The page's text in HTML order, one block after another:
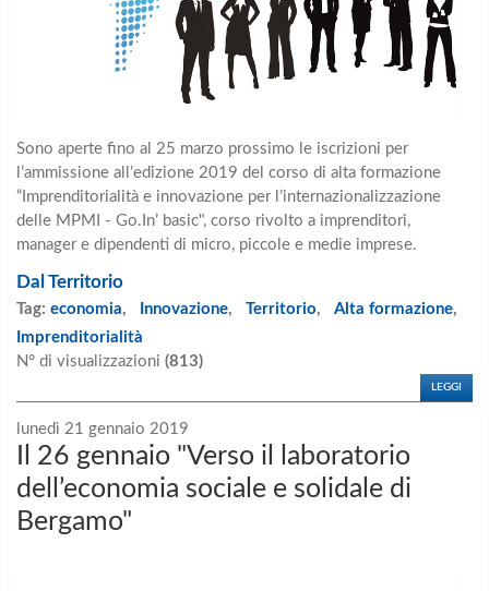
Sono aperte fino al 25 marzo prossimo le iscrizioni per
l’ammissione all’edizione 2019 del corso di alta formazione
“Imprenditorialità e innovazione per l’internazionalizzazione
delle MPMI - Go.In’ basic", corso rivolto a imprenditori,
manager e dipendenti di micro, piccole e medie imprese.
Dal Territorio
Tag: economia, Innovazione, Territorio, Alta formazione,
Imprenditorialità
N° di visualizzazioni (813)
LEGGI
lunedì 21 gennaio 2019
Il 26 gennaio "Verso il laboratorio
dell’economia sociale e solidale di
Bergamo"